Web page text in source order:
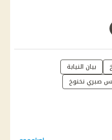
بيان النيابة
صبري نخنوخ